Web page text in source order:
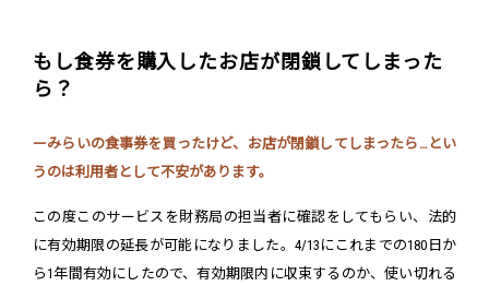
もし食券を購入したお店が閉鎖してしまった
ら？
ーみらいの食事券を買ったけど、お店が閉鎖してしまったら…とい
うのは利用者として不安があります。
この度このサービスを財務局の担当者に確認をしてもらい、法的
に有効期限の延長が可能になりました。4/13にこれまでの180日か
ら1年間有効にしたので、有効期限内に収束するのか、使い切れる